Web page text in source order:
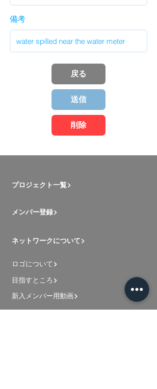
備考
戻る
送信
削除
プロジェクト一覧
メンバー登録
ネットワークについて
ロゴについて
目指すところ
新入メンバー用動画